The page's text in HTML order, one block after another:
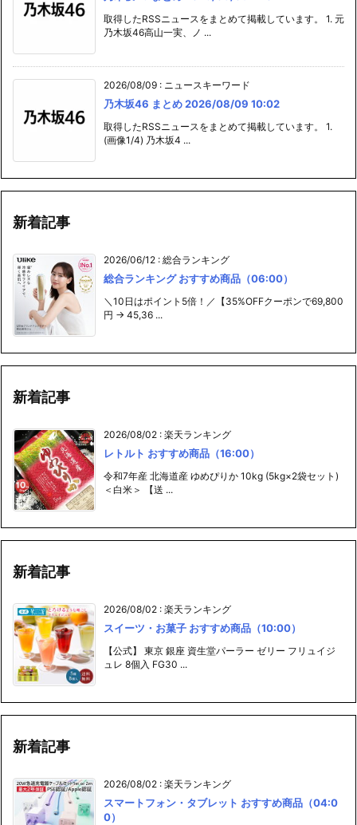
取得したRSSニュースをまとめて掲載しています。 1. 元
乃木坂46高山一実、ノ ...
2026/08/09 : ニュースキーワード
乃木坂46 まとめ 2026/08/09 10:02
取得したRSSニュースをまとめて掲載しています。 1.
(画像1/4) 乃木坂4 ...
新着記事
2026/06/12 : 総合ランキング
総合ランキング おすすめ商品（06:00）
＼10日はポイント5倍！／【35%OFFクーポンで69,800
円 → 45,36 ...
新着記事
2026/08/02 : 楽天ランキング
レトルト おすすめ商品（16:00）
令和7年産 北海道産 ゆめぴりか 10kg (5kg×2袋セット)
＜白米＞ 【送 ...
新着記事
2026/08/02 : 楽天ランキング
スイーツ・お菓子 おすすめ商品（10:00）
【公式】 東京 銀座 資生堂パーラー ゼリー フリュイジ
ュレ 8個入 FG30 ...
新着記事
2026/08/02 : 楽天ランキング
スマートフォン・タブレット おすすめ商品（04:0
0）